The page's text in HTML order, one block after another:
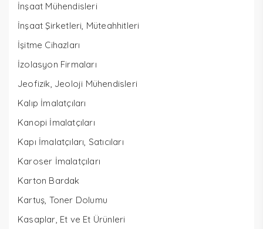
İnşaat Mühendisleri
İnşaat Şirketleri, Müteahhitleri
İşitme Cihazları
İzolasyon Firmaları
Jeofizik, Jeoloji Mühendisleri
Kalıp İmalatçıları
Kanopi İmalatçıları
Kapı İmalatçıları, Satıcıları
Karoser İmalatçıları
Karton Bardak
Kartuş, Toner Dolumu
Kasaplar, Et ve Et Ürünleri